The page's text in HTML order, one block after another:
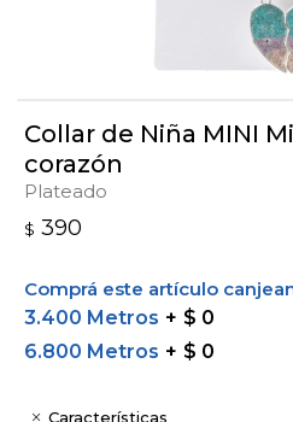
Collar de Niña MINI
corazón
Plateado
$ 390
Comprá este artículo
3.400 Metros
$ 0
6.800 Metros $ 0
Características